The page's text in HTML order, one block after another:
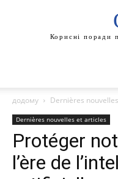
Корисні поради
додому Dernières
Dernières nouvelles et articles
Protéger
l’ère de